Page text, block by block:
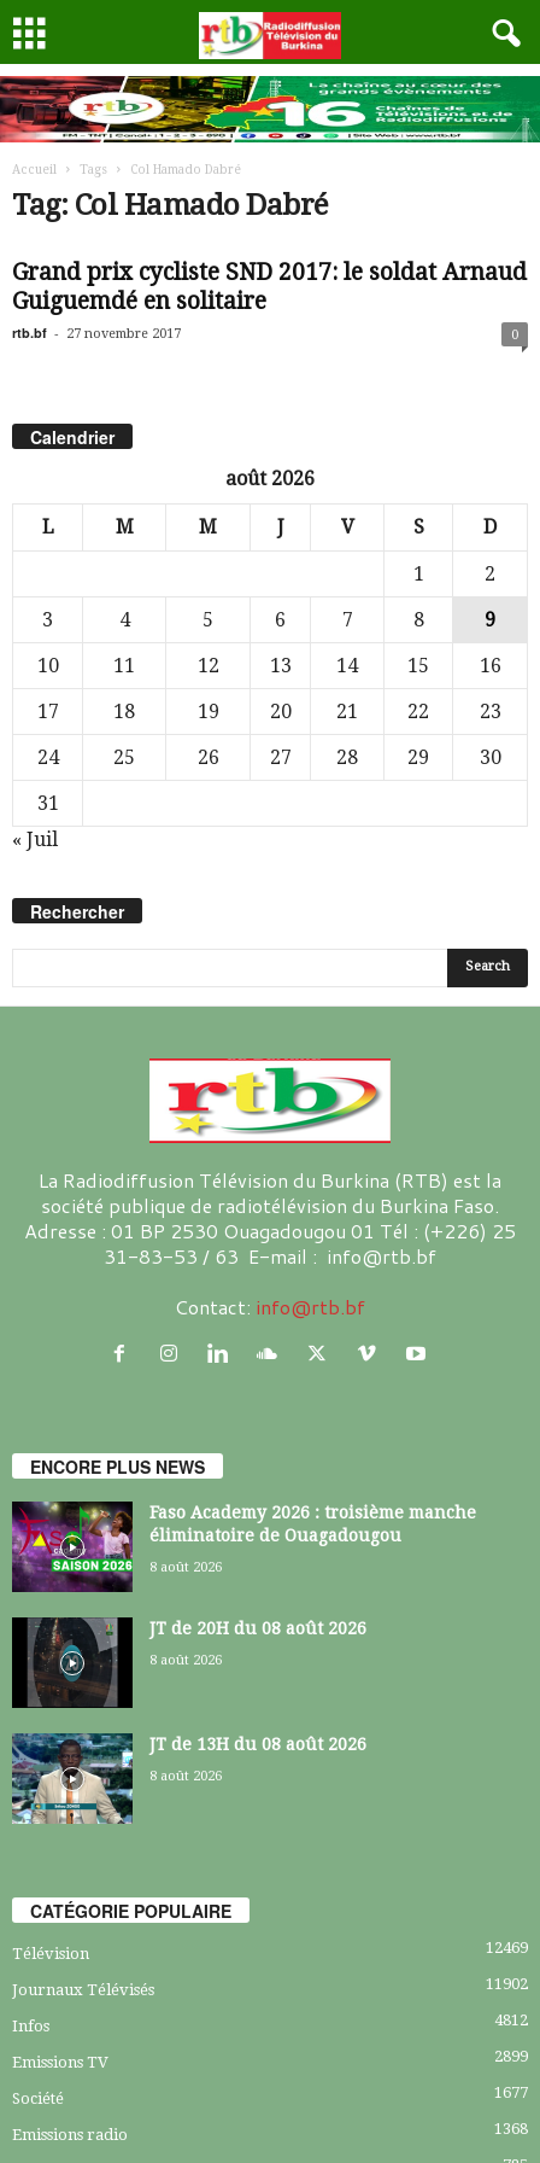
Accueil Tags Col Hamado Dabré
Tag: Col Hamado Dabré
Grand prix cycliste SND 2017: le soldat Arnaud
Guiguemdé en solitaire
rtb.bf - 27 novembre 2017 0
Calendrier
août 2026
L M M J V S D
1
2
3
4 5 6 7 8
9
10
11 12 13 14 15
16
17
18 19 20 21 22
23
24
25 26 27 28 29
30
31
« Juil
Rechercher
La Radiodiffusion Télévision du Burkina (RTB) est la
société publique de radiotélévision du Burkina Faso.
Adresse : 01 BP 2530 Ouagadougou 01 Tél : (+226) 25
31-83-53 / 63 E-mail : info@rtb.bf
Contact: info@rtb.bf
ENCORE PLUS NEWS
Faso Academy 2026 : troisième manche
éliminatoire de Ouagadougou
8 août 2026
JT de 20H du 08 août 2026
8 août 2026
JT de 13H du 08 août 2026
8 août 2026
CATÉGORIE POPULAIRE
Télévision 12469
Journaux Télévisés 11902
Infos 4812
Emissions TV 2899
Société 1677
Emissions radio 1368